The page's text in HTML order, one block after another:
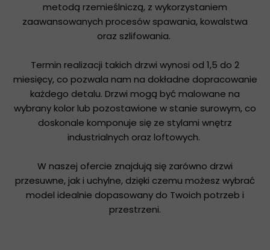
metodą rzemieślniczą, z wykorzystaniem
zaawansowanych procesów spawania, kowalstwa
oraz szlifowania.
Termin realizacji takich drzwi wynosi od 1,5 do 2
miesięcy, co pozwala nam na dokładne dopracowanie
każdego detalu. Drzwi mogą być malowane na
wybrany kolor lub pozostawione w stanie surowym, co
doskonale komponuje się ze stylami wnętrz
industrialnych oraz loftowych.
W naszej ofercie znajdują się zarówno drzwi
przesuwne, jak i uchylne, dzięki czemu możesz wybrać
model idealnie dopasowany do Twoich potrzeb i
przestrzeni.